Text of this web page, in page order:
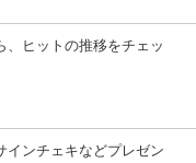
、ヒットの推移をチェッ
インチェキなどプレゼン